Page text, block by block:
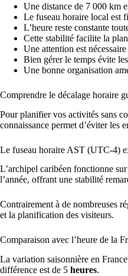
Une distance de 7 000 km
Le fuseau horaire local est
L’heure reste constante
Cette stabilité facilite la
Une attention est
Bien gérer le temps évite
Une bonne organisation
Comprendre le décalage horaire
Pour planifier vos activités sans
connaissance permet d’éviter les
Le fuseau horaire AST (UTC-4)
L’archipel caribéen fonctionne
l’année, offrant une stabilité
Contrairement à de nombreuses
et la planification des visiteurs.
Comparaison avec l’heure de la
La variation saisonnière en
différence est de 5 heures.